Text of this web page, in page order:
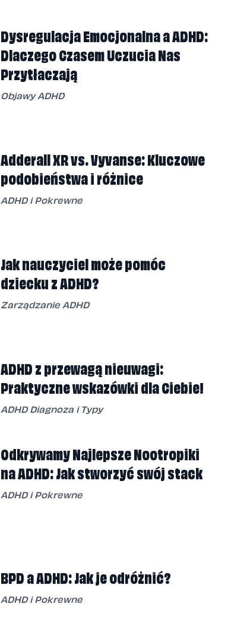
Dysregulacja Emocjonalna a ADHD:
Dlaczego Czasem Uczucia Nas
Przytłaczają
Objawy ADHD
Adderall XR vs. Vyvanse: Kluczowe
podobieństwa i różnice
ADHD i Pokrewne
Jak nauczyciel może pomóc
dziecku z ADHD?
Zarządzanie ADHD
ADHD z przewagą nieuwagi:
Praktyczne wskazówki dla Ciebie!
ADHD Diagnoza i Typy
Odkrywamy Najlepsze Nootropiki
na ADHD: Jak stworzyć swój stack
ADHD i Pokrewne
BPD a ADHD: Jak je odróżnić?
ADHD i Pokrewne